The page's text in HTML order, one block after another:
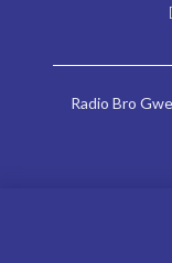
Radio Bro